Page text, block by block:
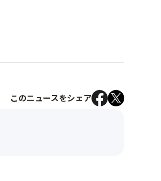
このニュースをシェア